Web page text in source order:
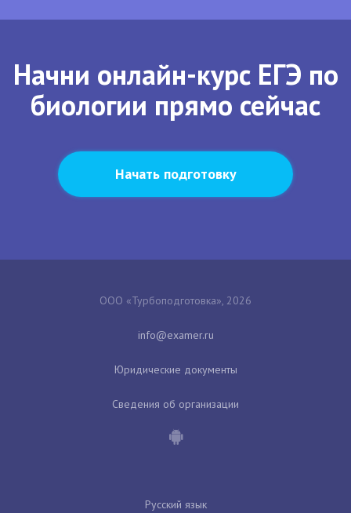
Начни онлайн-курс ЕГЭ по
биологии прямо сейчас
Начать подготовку
ООО «Турбоподготовка», 2026
Юридические документы
Сведения об организации
Русский язык